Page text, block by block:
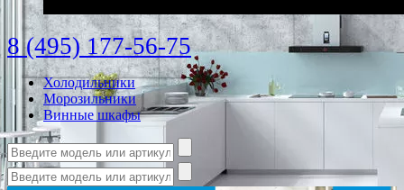
8 (495) 177-56-75
Холодильники
Морозильники
Винные шкафы